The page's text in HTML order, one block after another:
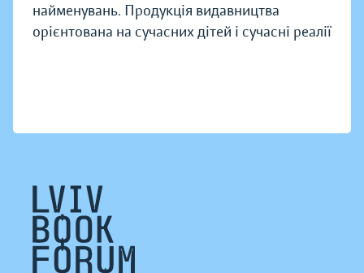
найменувань. Продукція видавництва
орієнтована на сучасних дітей і сучасні реалії